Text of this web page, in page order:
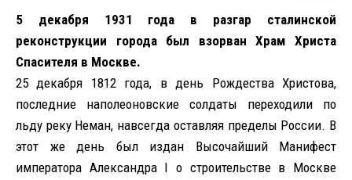
5 декабря 1931 года в разгар сталинской
реконструкции города был взорван Храм Христа
Спасителя в Москве.
25 декабря 1812 года, в день Рождества Христова,
последние наполеоновские солдаты переходили по
льду реку Неман, навсегда оставляя пределы России. В
этот же день был издан Высочайший Манифест
императора Александра I о строительстве в Москве